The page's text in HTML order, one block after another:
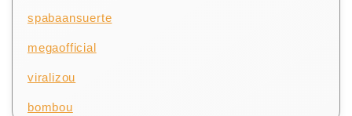
spabaansuerte
megaofficial
viralizou
bombou